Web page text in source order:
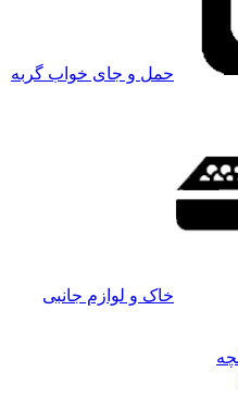
حمل و جای خواب گربه
خاک و لوازم جانبی